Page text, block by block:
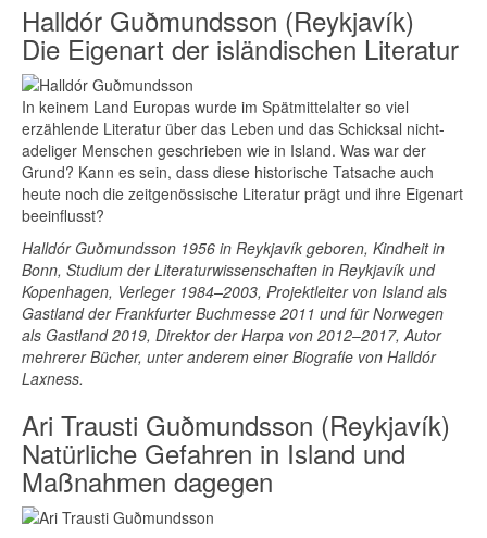
Halldór Guðmundsson (Reykjavík)
Die Eigenart der isländischen Literatur
In keinem Land Europas wurde im Spätmittelalter so viel
erzählende Literatur über das Leben und das Schicksal nicht-
adeliger Menschen geschrieben wie in Island. Was war der
Grund? Kann es sein, dass diese historische Tatsache auch
heute noch die zeitgenössische Literatur prägt und ihre Eigenart
beeinflusst?
Halldór Guðmundsson 1956 in Reykjavík geboren, Kindheit in
Bonn, Studium der Literaturwissenschaften in Reykjavík und
Kopenhagen, Verleger 1984–2003, Projektleiter von Island als
Gastland der Frankfurter Buchmesse 2011 und für Norwegen
als Gastland 2019, Direktor der Harpa von 2012–2017, Autor
mehrerer Bücher, unter anderem einer Biografie von Halldór
Laxness.
Ari Trausti Guðmundsson (Reykjavík)
Natürliche Gefahren in Island und
Maßnahmen dagegen